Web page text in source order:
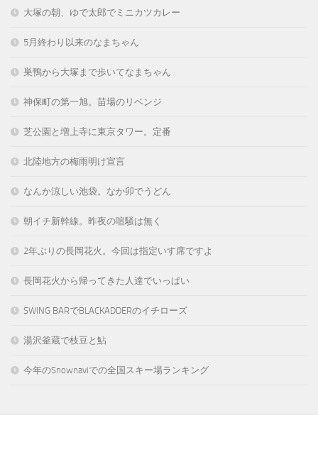
大塚の朝、ゆで太郎でミニカツカレー
5月終わり以来のなまちゃん
巣鴨から大塚まで歩いてなまちゃん
神保町の第一旭。苗場のリベンジ
芝公園と増上寺に東京タワー。定番
北陸地方の梅雨明け宣言
なんか涼しい池袋。なか卯でうどん
朝イチ新幹線。昨夜の喧騒は無く
2年ぶりの長岡花火。今回は指定いす席ですよ
長岡花火から帰ってきた人達でいっぱい
SWING BARでBLACKADDERのイチローズ
湯沢釜蔵で枝豆と鮎
今年のSnownaviでの全国スキー場ランキング